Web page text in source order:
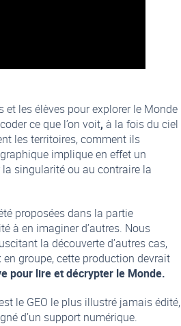
et les élèves pour explorer le Monde
ce que l’on voit, à la fois du ciel
les territoires, comment ils
implique en effet un
singularité ou au contraire la
proposées dans la partie
à en imaginer d’autres. Nous
la découverte d’autres cas,
groupe, cette production devrait
pour lire et décrypter le Monde.
le GEO le plus illustré jamais édité,
d’un support numérique.